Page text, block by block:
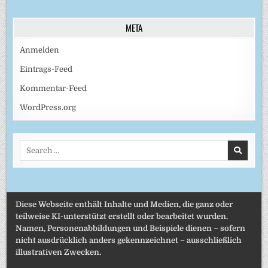
META
Anmelden
Eintrags-Feed
Kommentar-Feed
WordPress.org
Diese Webseite enthält Inhalte und Medien, die ganz oder
teilweise KI-unterstützt erstellt oder bearbeitet wurden.
Namen, Personenabbildungen und Beispiele dienen – sofern
nicht ausdrücklich anders gekennzeichnet – ausschließlich
illustrativen Zwecken.